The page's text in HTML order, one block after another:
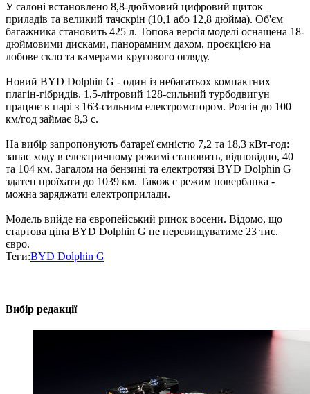
У салоні встановлено 8,8-дюймовий цифровий щиток
приладів та великий тачскрін (10,1 або 12,8 дюйма). Об'єм
багажника становить 425 л. Топова версія моделі оснащена 18-
дюймовими дисками, панорамним дахом, проєкцією на
лобове скло та камерами кругового огляду.
Новий BYD Dolphin G - один із небагатьох компактних
плагін-гібридів. 1,5-літровий 128-сильний турбодвигун
працює в парі з 163-сильним електромотором. Розгін до 100
км/год займає 8,3 с.
На вибір запропонують батареї ємністю 7,2 та 18,3 кВт-год:
запас ходу в електричному режимі становить, відповідно, 40
та 104 км. Загалом на бензині та електротязі BYD Dolphin G
здатен проїхати до 1039 км. Також є режим повербанка -
можна заряджати електроприлади.
Модель вийде на європейський ринок восени. Відомо, що
стартова ціна BYD Dolphin G не перевищуватиме 23 тис.
євро.
Теги:BYD Dolphin G
Вибір редакції